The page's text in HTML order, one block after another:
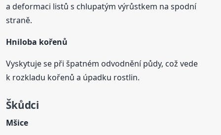
a deformaci listů s chlupatým výrůstkem na spodní
straně.
Hniloba kořenů
Vyskytuje se při špatném odvodnění půdy, což vede
k rozkladu kořenů a úpadku rostlin.
Škůdci
Mšice